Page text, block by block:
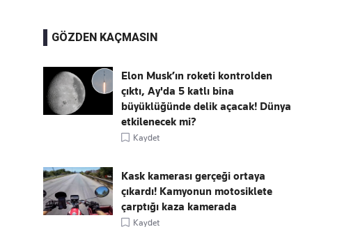
GÖZDEN KAÇMASIN
Elon Musk’ın roketi kontrolden
çıktı, Ay'da 5 katlı bina
büyüklüğünde delik açacak! Dünya
etkilenecek mi?
Kaydet
Kask kamerası gerçeği ortaya
çıkardı! Kamyonun motosiklete
çarptığı kaza kamerada
Kaydet